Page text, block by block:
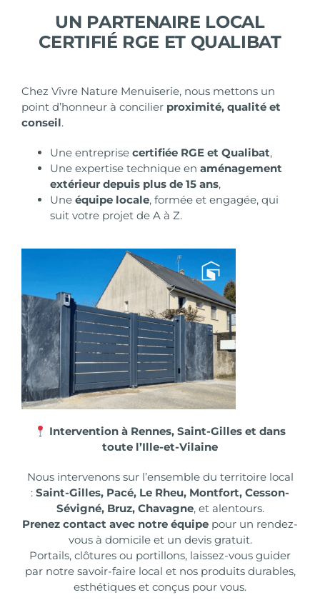
UN PARTENAIRE LOCAL
CERTIFIÉ RGE ET QUALIBAT
Chez Vivre Nature Menuiserie, nous mettons un
point d’honneur à concilier proximité, qualité et
conseil.
Une entreprise certifiée RGE et Qualibat,
Une expertise technique en aménagement
extérieur depuis plus de 15 ans,
Une équipe locale, formée et engagée, qui
suit votre projet de A à Z.
Intervention à Rennes, Saint-Gilles et dans
toute l’Ille-et-Vilaine
Nous intervenons sur l’ensemble du territoire local
: Saint-Gilles, Pacé, Le Rheu, Montfort, Cesson-
Sévigné, Bruz, Chavagne, et alentours.
Prenez contact avec notre équipe pour un rendez-
vous à domicile et un devis gratuit.
Portails, clôtures ou portillons, laissez-vous guider
par notre savoir-faire local et nos produits durables,
esthétiques et conçus pour vous.